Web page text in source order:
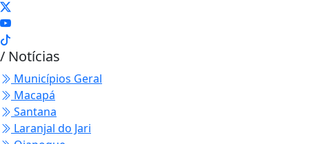
/ Notícias
Municípios Geral
Macapá
Santana
Laranjal do Jari